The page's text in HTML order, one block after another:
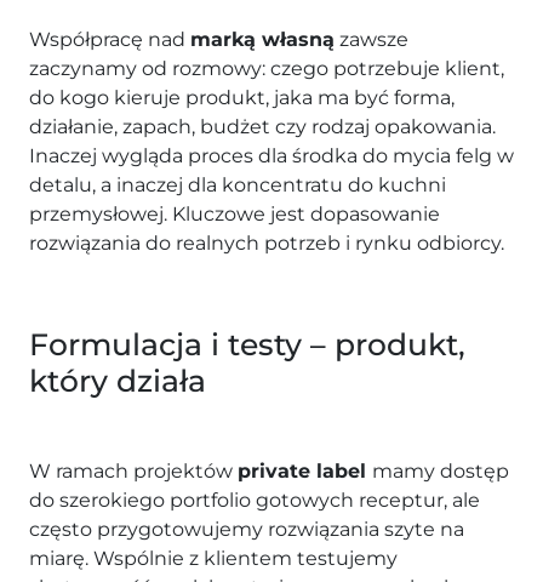
Współpracę nad marką własną zawsze
zaczynamy od rozmowy: czego potrzebuje klient,
do kogo kieruje produkt, jaka ma być forma,
działanie, zapach, budżet czy rodzaj opakowania.
Inaczej wygląda proces dla środka do mycia felg w
detalu, a inaczej dla koncentratu do kuchni
przemysłowej. Kluczowe jest dopasowanie
rozwiązania do realnych potrzeb i rynku odbiorcy.
Formulacja i testy – produkt,
który działa
W ramach projektów private label mamy dostęp
do szerokiego portfolio gotowych receptur, ale
często przygotowujemy rozwiązania szyte na
miarę. Wspólnie z klientem testujemy